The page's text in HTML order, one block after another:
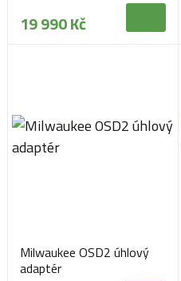
19 990 Kč
Milwaukee OSD2 úhlový
adaptér